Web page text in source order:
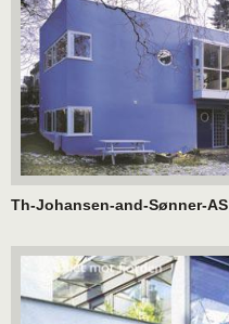
Th-Johansen-and-Sønner-AS